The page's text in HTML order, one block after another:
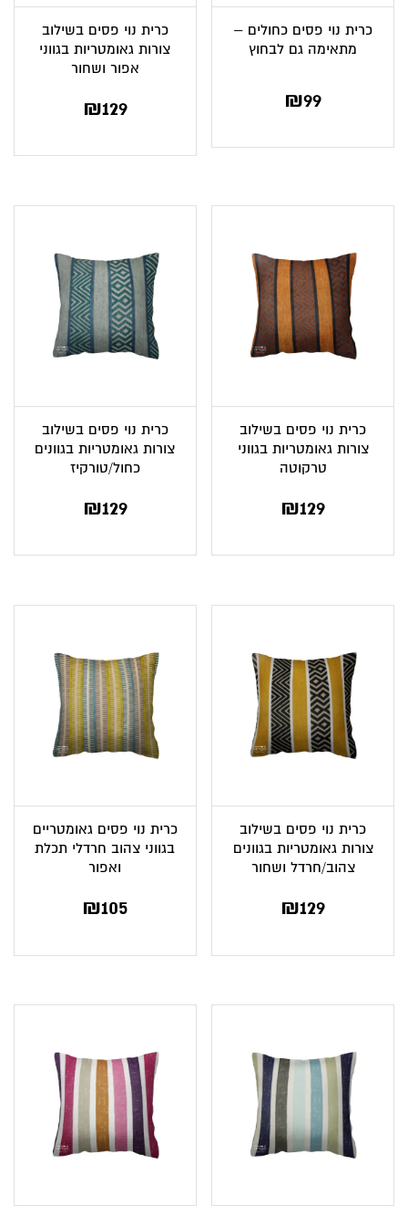
כרית נוי פסים כחולים –
מתאימה גם לבחוץ
₪99
כרית נוי פסים בשילוב
צורות גאומטריות בגווני
אפור ושחור
₪129
כרית נוי פסים בשילוב
צורות גאומטריות בגווני
טרקוטה
₪129
כרית נוי פסים בשילוב
צורות גאומטריות בגוונים
כחול/טורקיז
₪129
כרית נוי פסים בשילוב
צורות גאומטריות בגוונים
צהוב/חרדל ושחור
₪129
כרית נוי פסים גאומטריים
בגווני צהוב חרדלי תכלת
ואפור
₪105